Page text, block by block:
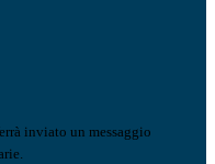
inviato un messaggio